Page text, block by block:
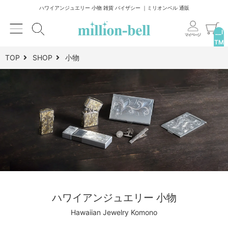
ハワイアンジュエリー 小物 雑貨 バイザシー ｜ミリオンベル 通販
__I
TM
__
TOP SHOP 小物
ハワイアンジュエリー 小物
Hawaiian Jewelry Komono